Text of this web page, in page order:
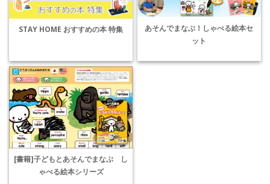
STAY HOME おすすめの本 特集
あそんでまなぶ！しゃべる絵本セ
ット
[書籍]子どもとあそんでまなぶ し
ゃべる絵本シリーズ